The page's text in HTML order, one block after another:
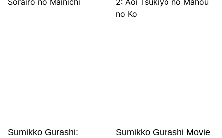
Sumikko Gurashi:
Sumikko Gurashi Movie